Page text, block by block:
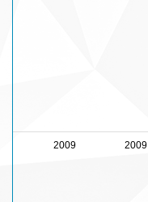
2009 2009